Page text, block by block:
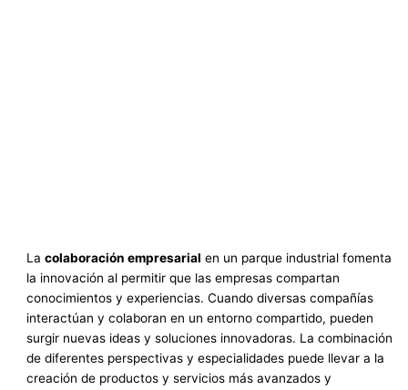
Lacolaboración empresarial en un parque industrial fomenta
la innovación al permitir que las empresas compartan
conocimientos y experiencias. Cuando diversas compañías
interactúan y colaboran en un entorno compartido, pueden
surgir nuevas ideas y soluciones innovadoras. La combinación
de diferentes perspectivas y especialidades puede llevar a la
creación de productos y servicios más avanzados y